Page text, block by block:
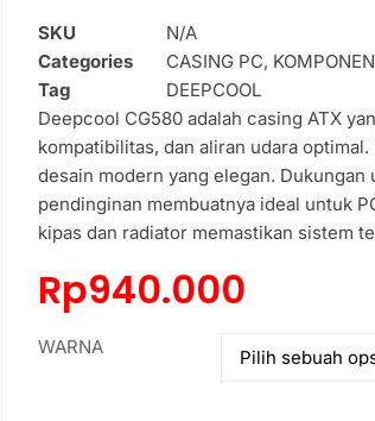
SKU
N/A
Categories
CASING PC,
Tag
DEEPCOOL
Deepcool CG580 adalah casing ATX
kompatibilitas, dan aliran udara
desain modern yang elegan. Dukungan
pendinginan membuatnya ideal untuk
kipas dan radiator memastikan sistem
Rp940.000
WARNA